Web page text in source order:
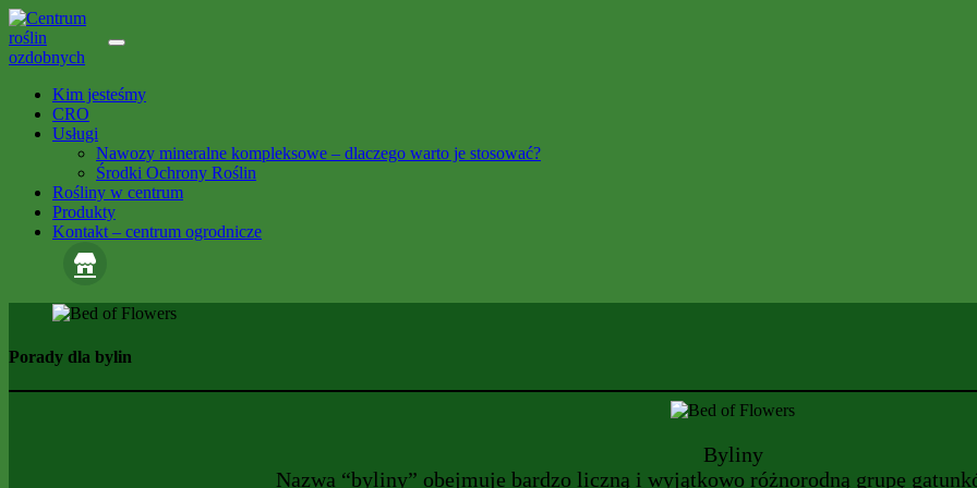
Skip
to
content
Kim jesteśmy
CRO
Usługi
Nawozy mineralne kompleksowe – dlaczego warto je stosować?
Środki Ochrony Roślin
Rośliny w centrum
Produkty
Kontakt – centrum ogrodnicze
Porady dla bylin
Byliny
Nazwa “byliny” obejmuje bardzo liczną i wyjątkowo różnorodną grupę